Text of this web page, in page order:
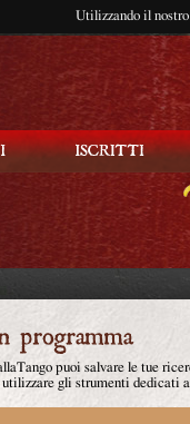
Utilizzando il
puoi salvare le tue
gli strumenti dedicati